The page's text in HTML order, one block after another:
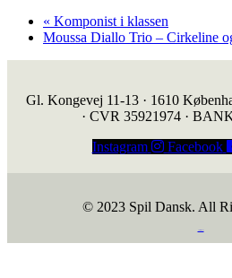
« Komponist i klassen
Moussa Diallo Trio – Cirkeline
Gl. Kongevej 11-13 · 1610
· CVR 35921974 ·
Instagram
Facebook
© 2023 Spil Dansk. All